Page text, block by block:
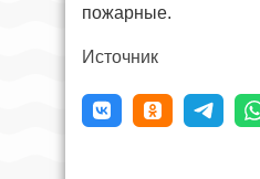
пожарные.
Источник